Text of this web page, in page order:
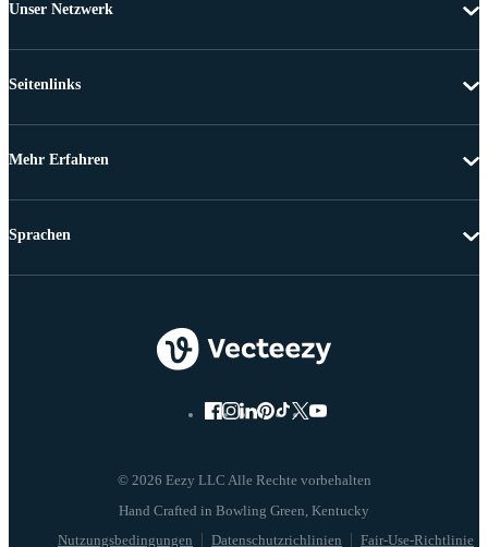
Unser Netzwerk
Seitenlinks
Mehr Erfahren
© 2026 Eezy LLC Alle Rechte vorbehalten
Nutzungsbedingungen Datenschutzrichlinien Fair-Use-Richtlinie
Sprachen